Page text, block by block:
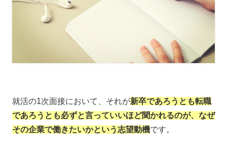
就活の1次面接において、それが新卒であろうとも転職
であろうとも必ずと言っていいほど聞かれるのが、なぜ
その企業で働きたいかという志望動機です。